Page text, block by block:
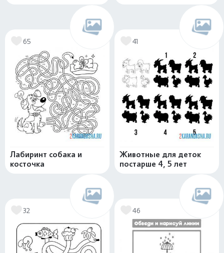
65
Лабиринт собака и
косточка
41
Животные для деток
постарше 4, 5 лет
32 46